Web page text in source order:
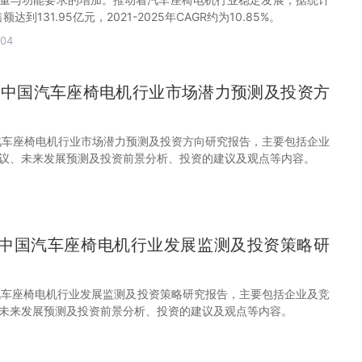
达到131.95亿元，2021-2025年CAGR约为10.85%。
国汽车座椅电机行业市场潜力预测及投资方
座椅电机行业市场潜力预测及投资方向研究报告，主要包括企业
、未来发展预测及投资前景分析、投资的建议及观点等内容。
国汽车座椅电机行业发展监测及投资策略研
座椅电机行业发展监测及投资策略研究报告，主要包括企业及竞
来发展预测及投资前景分析、投资的建议及观点等内容。